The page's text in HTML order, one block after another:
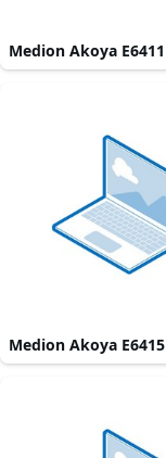
Medion Akoya E6411
Medion Akoya E6415